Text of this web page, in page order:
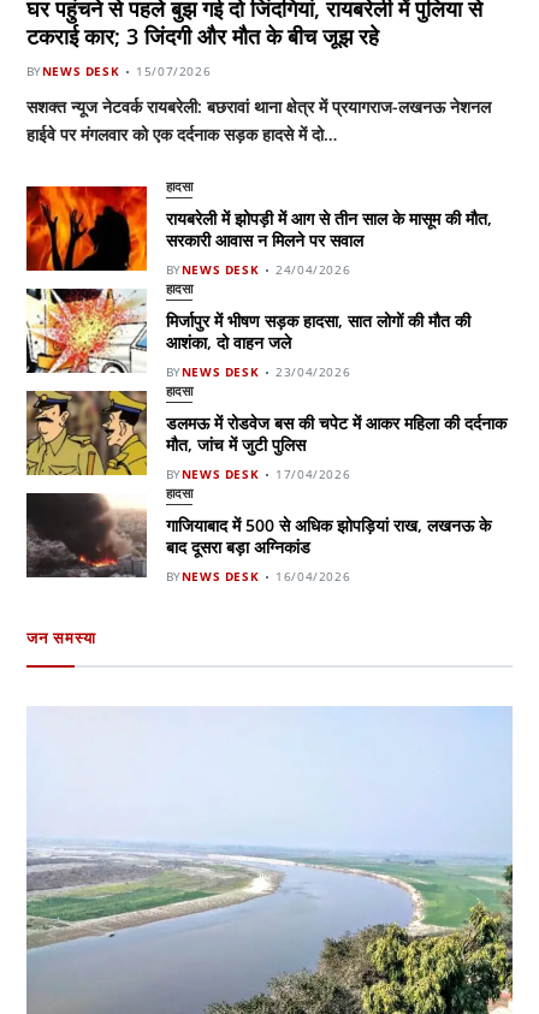
घर पहुंचने से पहले बुझ गई दो जिंदगियां, रायबरेली में पुलिया से
टकराई कार; 3 जिंदगी और मौत के बीच जूझ रहे
BYNEWS DESK 15/07/2026
सशक्त न्यूज नेटवर्क रायबरेली: बछरावां थाना क्षेत्र में प्रयागराज-लखनऊ नेशनल
हाईवे पर मंगलवार को एक दर्दनाक सड़क हादसे में दो…
हादसा
रायबरेली में झोपड़ी में आग से तीन साल के मासूम की मौत,
सरकारी आवास न मिलने पर सवाल
BYNEWS DESK 24/04/2026
हादसा
मिर्जापुर में भीषण सड़क हादसा, सात लोगों की मौत की
आशंका, दो वाहन जले
BYNEWS DESK 23/04/2026
हादसा
डलमऊ में रोडवेज बस की चपेट में आकर महिला की दर्दनाक
मौत, जांच में जुटी पुलिस
BYNEWS DESK 17/04/2026
हादसा
गाजियाबाद में 500 से अधिक झोपड़ियां राख, लखनऊ के
बाद दूसरा बड़ा अग्निकांड
BYNEWS DESK 16/04/2026
जन समस्या